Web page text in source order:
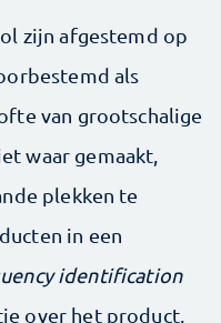
zijn afgestemd op
als
van grootschalige
waar gemaakt,
plekken te
in een
identification
over het product,